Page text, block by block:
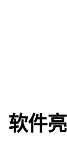
软件